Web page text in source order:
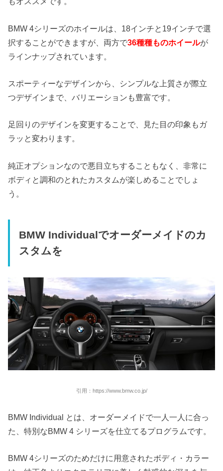
BMW 4シリーズのホイールは、18インチと19インチで選
択することができますが、両方で36種種ものホイールが
ラインナップされています。
スポーティーなデザインから、シンプルな上質さが際立
つデザインまで、バリエーションも豊富です。
足回りのデザインを変更することで、見た目の印象もガ
ラッと変わります。
純正オプションなので悪目立ちすることもなく、非常に
ボディと調和のとれたカスタムが楽しめることでしょ
う。
BMW Individualでオーダーメイドのカ
スタムを
引用：https://www.bmw.co.jp/
BMW Individual とは、オーダーメイドで一人一人に合っ
た、特別なBMW 4 シリーズを仕立てるプログラムです。
BMW 4シリーズのためだけに用意されたボディ・カラー